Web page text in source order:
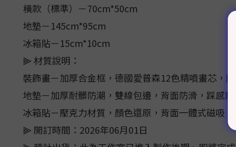
橫款（標準）－70cm*50cm
地墊－145cm*95cm
冰箱貼－15cm*10cm
⫸ 材質說明：
裝飾畫－加厚合金框，德國愛普森12色精噴畫芯，
地墊－加厚耐髒防潮，雙線包邊，背面防滑，踩感
冰箱貼－壓克力材質，顏色還原，背面一體式磁吸
⫸ 開訂時間：2026年06月01日